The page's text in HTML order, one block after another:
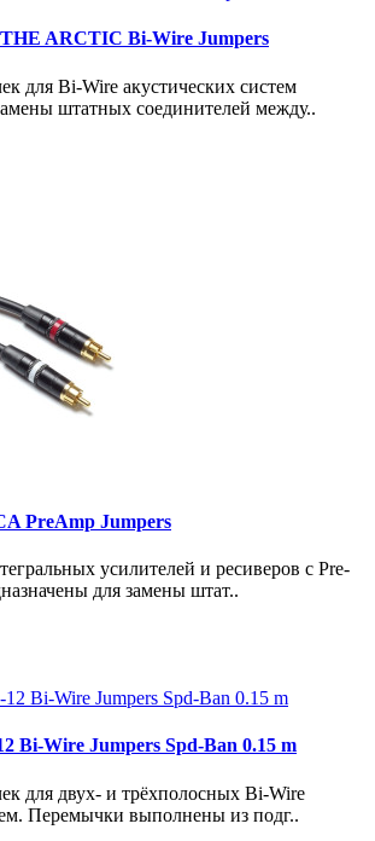
ARCTIC Bi-Wire Jumpers
для Bi-Wire акустических систем
штатных соединителей между..
PreAmp Jumpers
усилителей и ресиверов с Pre-
для замены штат..
Bi-Wire Jumpers Spd-Ban 0.15 m
для двух- и трёхполосных Bi-Wire
Перемычки выполнены из подг..